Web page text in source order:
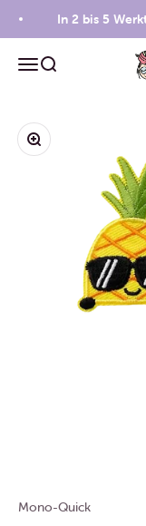
In 2 bis 5
MenüSuche
Bild vergrößern
Mono-Quick